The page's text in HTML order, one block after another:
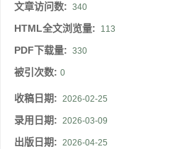
文章访问数: 340
HTML全文浏览量: 113
PDF下载量: 330
被引次数: 0
收稿日期: 2026-02-25
录用日期: 2026-03-09
出版日期: 2026-04-25